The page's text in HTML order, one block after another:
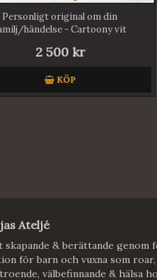
Personligt original om din
händelse - Cartoony vit
2 500 kr
KÖP
Ateljé
skapande & berättande genom
för barn och vuxna som
välbefinnande & hälsa